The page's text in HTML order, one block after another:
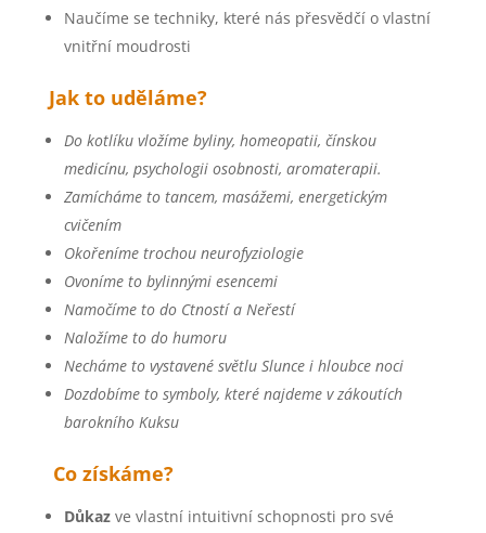
Naučíme se techniky, které nás přesvědčí o vlastní
vnitřní moudrosti
Jak to uděláme?
Do kotlíku vložíme byliny, homeopatii, čínskou
medicínu, psychologii osobnosti, aromaterapii.
Zamícháme to tancem, masážemi, energetickým
cvičením
Okořeníme trochou neurofyziologie
Ovoníme to bylinnými esencemi
Namočíme to do Ctností a Neřestí
Naložíme to do humoru
Necháme to vystavené světlu Slunce i hloubce noci
Dozdobíme to symboly, které najdeme v zákoutích
barokního Kuksu
Co získáme?
Důkazve vlastní intuitivní schopnosti pro své